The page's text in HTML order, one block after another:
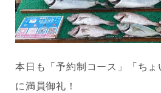
本日も「予約制コース」「ち
に満員御礼！